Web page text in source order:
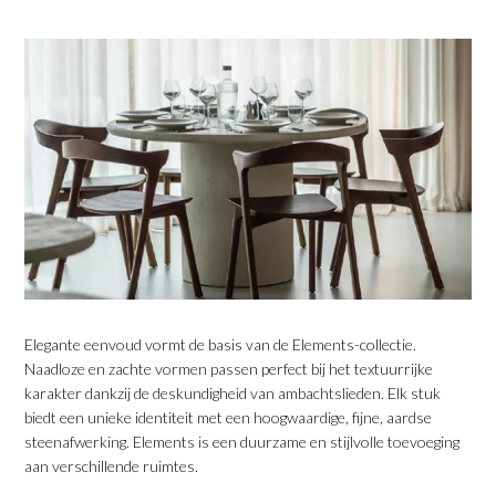
Elegante eenvoud vormt de basis van de Elements-collectie.
Naadloze en zachte vormen passen perfect bij het textuurrijke
karakter dankzij de deskundigheid van ambachtslieden. Elk stuk
biedt een unieke identiteit met een hoogwaardige, fijne, aardse
steenafwerking. Elements is een duurzame en stijlvolle toevoeging
aan verschillende ruimtes.